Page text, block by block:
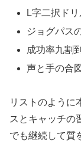
L字二択ド
ジョグパス
成功率九割
声と手の合
リストのように
スとキャッチの
でも継続して質